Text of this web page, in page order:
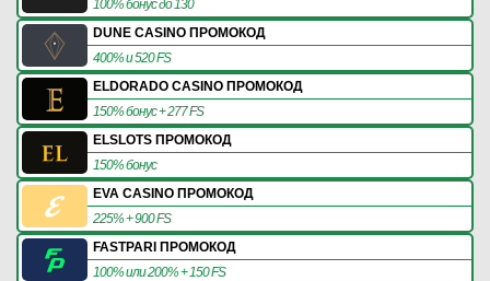
100% бонус до 130
DUNE CASINO ПРОМОКОД
400% и 520 FS
ELDORADO CASINO ПРОМОКОД
150% бонус + 277 FS
ELSLOTS ПРОМОКОД
150% бонус
EVA CASINO ПРОМОКОД
225% + 900 FS
FASTPARI ПРОМОКОД
100% или 200% + 150 FS